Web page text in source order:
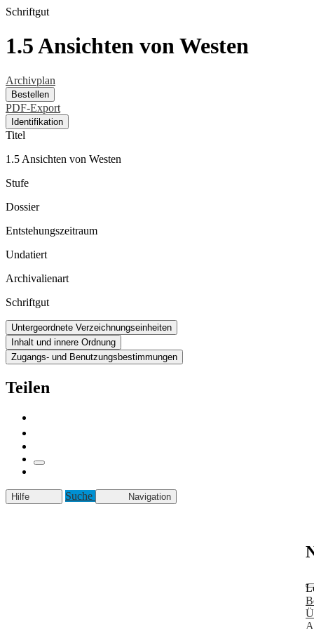
Schriftgut
1.5 Ansichten von Westen
Archivplan
Bestellen
PDF-Export
Identifikation
Titel
1.5 Ansichten von Westen
Stufe
Dossier
Entstehungszeitraum
Undatiert
Archivalienart
Schriftgut
Untergeordnete Verzeichnungseinheiten
Inhalt und innere Ordnung
Zugangs- und Benutzungsbestimmungen
Teilen
Hilfe Suche Navigation